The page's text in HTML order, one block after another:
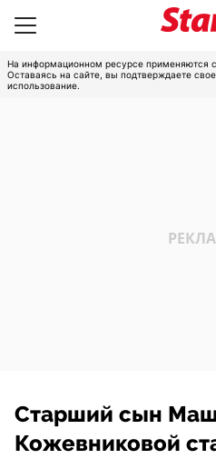
На информационном ресурсе применяются
Оставаясь на сайте, вы подтверждаете свое
использование.
Старший сын
Кожевниковой